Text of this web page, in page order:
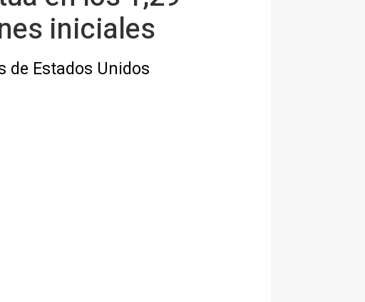
iniciales
de Estados Unidos